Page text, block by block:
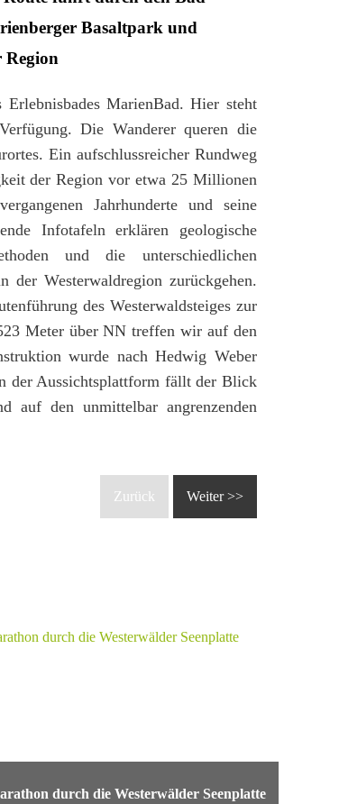
Basaltpark und
MarienBad. Hier steht
Die Wanderer queren die
Ein aufschlussreicher Rundweg
der Region vor etwa 25 Millionen
Jahrhunderte und seine
Infotafeln erklären geologische
und die unterschiedlichen
der Westerwaldregion zurückgehen.
des Westerwaldsteiges zur
Meter über NN treffen wir auf den
wurde nach Hedwig Weber
der Aussichtsplattform fällt der Blick
auf den unmittelbar angrenzenden
Zurück Weiter >>
durch die Westerwälder Seenplatte